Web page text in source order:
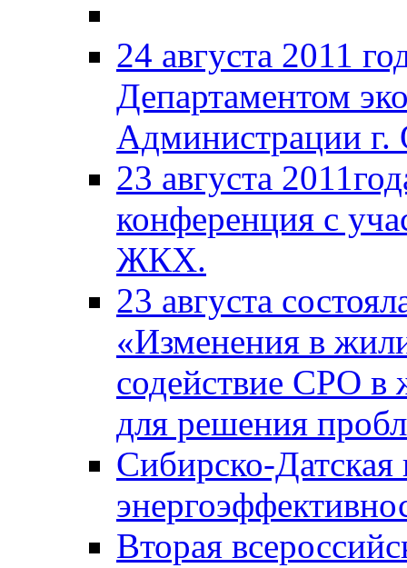
24 августа 2011
Департаментом
Администрации г.
23 августа
конференция с
ЖКХ.
23 августа
«Изменения в
содействие СРО
для решения
Сибирско-
Вторая